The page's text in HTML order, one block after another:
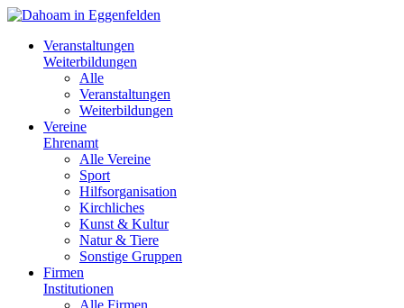
Veranstaltungen
Weiterbildungen
Alle
Veranstaltungen
Weiterbildungen
Vereine
Ehrenamt
Alle Vereine
Sport
Hilfsorganisation
Kirchliches
Kunst & Kultur
Natur & Tiere
Sonstige Gruppen
Firmen
Institutionen
Alle Firmen